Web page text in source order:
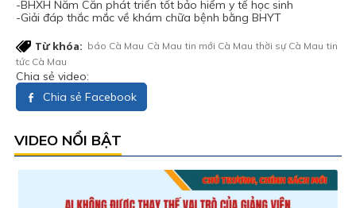
-BHXH Năm Căn phát triển tốt bảo hiểm y tế học sinh
-Giải đáp thắc mắc về khám chữa bệnh bằng BHYT
Từ khóa: báo Cà Mau Cà Mau tin mới Cà Mau thời sự Cà Mau tin
tức Cà Mau
Chia sẻ video:
Chia sẻ Facebook
VIDEO NỔI BẬT